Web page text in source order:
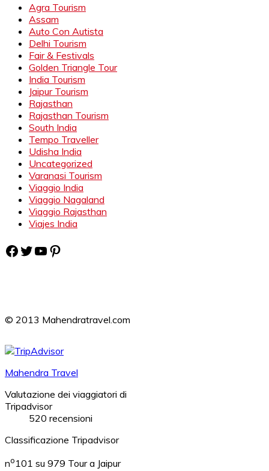
Agra Tourism
Assam
Auto Con Autista
Delhi Tourism
Fair & Festivals
Golden Triangle Tour
India Tourism
Jaipur Tourism
Rajasthan
Rajasthan Tourism
South India
Tempo Traveller
Udisha India
Uncategorized
Varanasi Tourism
Viaggio India
Viaggio Nagaland
Viaggio Rajasthan
Viajes India
Facebook
Twitter
YouTube
Pinterest
© 2013 Mahendratravel.com
Mahendra Travel
Valutazione dei viaggiatori di
Tripadvisor
520 recensioni
Classificazione Tripadvisor
no101 su 979 Tour a Jaipur